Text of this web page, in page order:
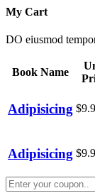
My Cart
DO eiusmod
Book Name
Adipisicing
Adipisicing